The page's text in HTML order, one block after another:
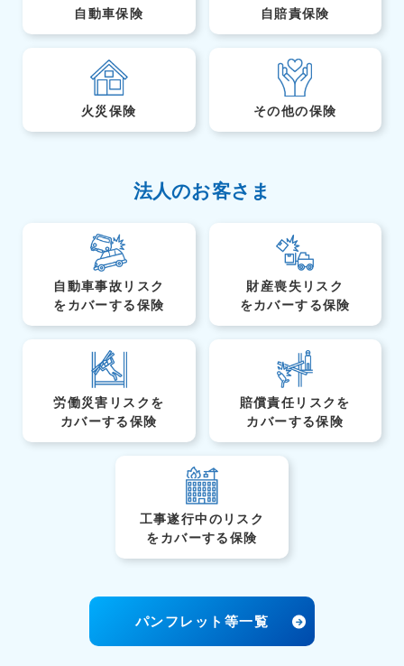
自動車保険 自賠責保険
火災保険 その他の保険
法人のお客さま
自動車事故リスク
をカバーする保険
財産喪失リスク
をカバーする保険
労働災害リスクを
カバーする保険
賠償責任リスクを
カバーする保険
工事遂行中のリスク
をカバーする保険
パンフレット等一覧